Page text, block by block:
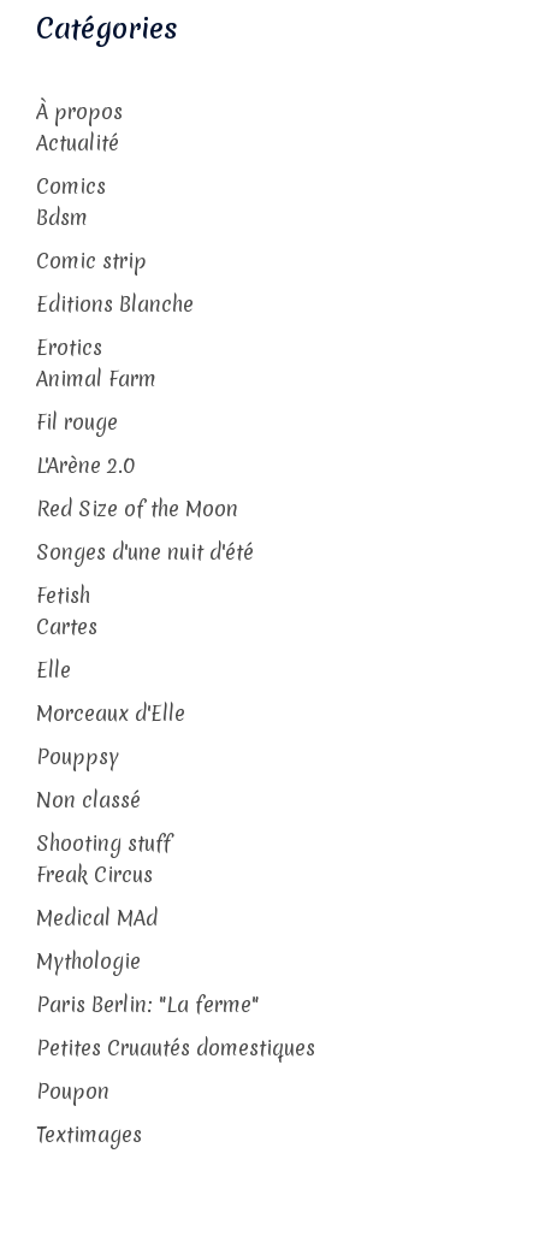
Catégories
À propos
Actualité
Comics
Bdsm
Comic strip
Editions Blanche
Erotics
Animal Farm
Fil rouge
L'Arène 2.0
Red Size of the Moon
Songes d'une nuit d'été
Fetish
Cartes
Elle
Morceaux d'Elle
Pouppsy
Non classé
Shooting stuff
Freak Circus
Medical MAd
Mythologie
Paris Berlin: "La ferme"
Petites Cruautés domestiques
Poupon
Textimages